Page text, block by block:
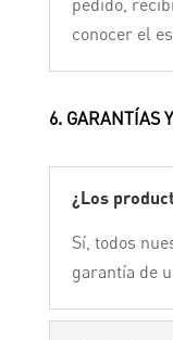
pedido,
conocer el
6. GARANTÍAS
¿Los
Sí, todos
garantía de